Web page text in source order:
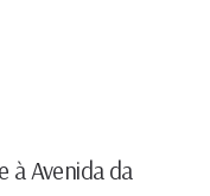
à Avenida da